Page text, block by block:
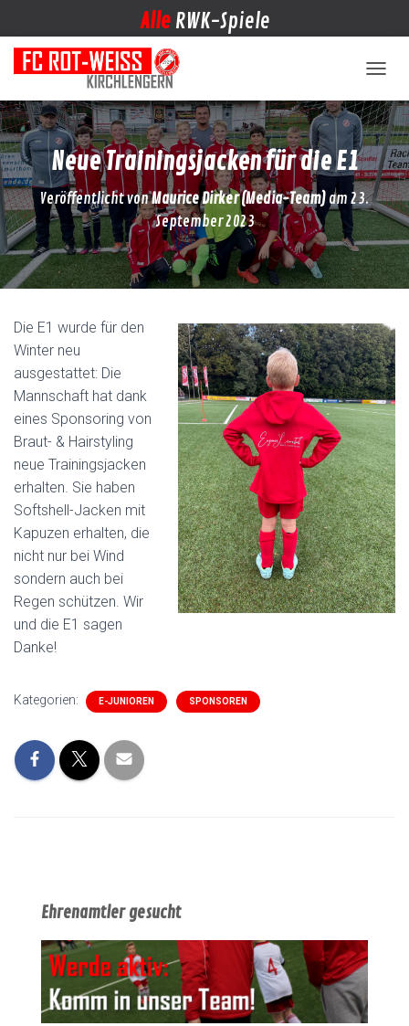
Alle RWK-Spiele
Neue Trainingsjacken für die E1
Veröffentlicht vonMaurice Dirker (Media-Team) am 23.
September 2023
Die E1 wurde für den
Winter neu
ausgestattet: Die
Mannschaft hat dank
eines Sponsoring von
Braut- & Hairstyling
neue Trainingsjacken
erhalten. Sie haben
Softshell-Jacken mit
Kapuzen erhalten, die
nicht nur bei Wind
sondern auch bei
Regen schützen. Wir
und die E1 sagen
Danke!
Kategorien: E-JUNIOREN SPONSOREN
Ehrenamtler gesucht